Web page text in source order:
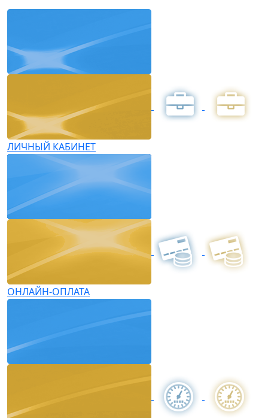
ЛИЧНЫЙ КАБИНЕТ
ОНЛАЙН-ОПЛАТА